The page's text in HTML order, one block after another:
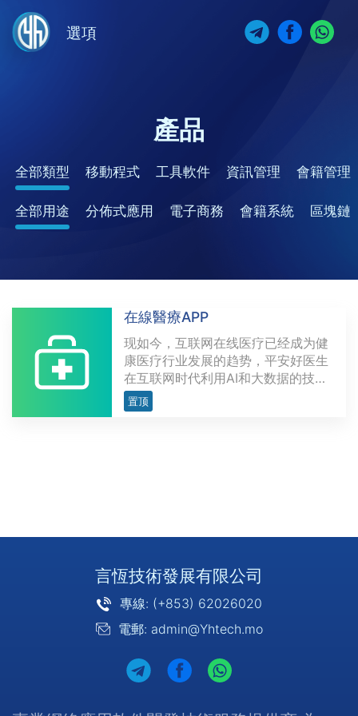
選項
產品
全部類型 移動程式 工具軟件 資訊管理 會籍管理
全部用途 分佈式應用 電子商務 會籍系統 區塊鏈
在線醫療APP
现如今，互联网在线医疗已经成为健
康医疗行业发展的趋势，平安好医生
在互联网时代利用AI和大数据的技术
通过捕获用户购买药物，看病问诊，
养生保健的需求提供“一站式”医疗服
置顶
言恆技術發展有限公司
專線: (+853) 62026020
電郵: admin@Yhtech.mo